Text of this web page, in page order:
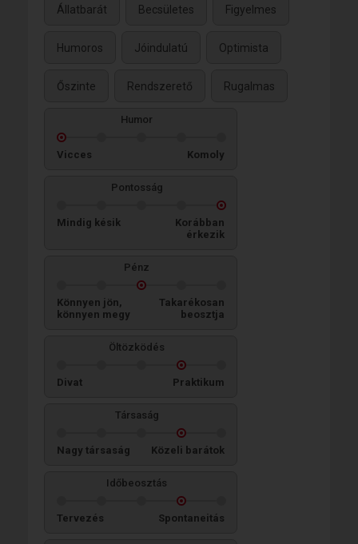
Állatbarát Becsületes Figyelmes
Humoros Jóindulatú Optimista
Őszinte Rendszerető Rugalmas
Humor
Vicces Komoly
Pontosság
Mindig késik
Korábban
érkezik
Pénz
Könnyen jön,
könnyen megy
Takarékosan
beosztja
Öltözködés
Divat Praktikum
Társaság
Nagy társaság Közeli barátok
Időbeosztás
Tervezés Spontaneitás